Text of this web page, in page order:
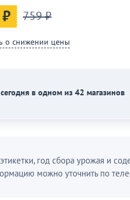
759 ₽
о снижении цены
в одном из 42 магазинов
год сбора урожая и
можно уточнить по